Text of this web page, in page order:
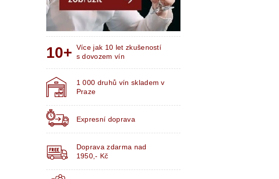
Více jak 10 let zkušeností
s dovozem vín
1 000 druhů vín skladem v
Praze
Expresní doprava
Doprava zdarma nad
1950,- Kč